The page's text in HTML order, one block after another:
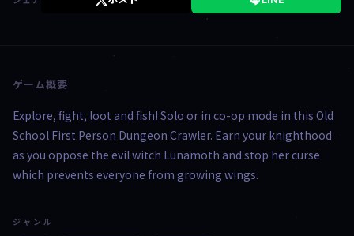
ゲーム概要
Explore, fight, loot and fish! Solo or in co-op mode in this Old
School First Person Dungeon Crawler. Earn your knighthood
as you oppose the evil witch Lunamoth and stop her curse
which prevents everyone from growing wings.
ジャンル